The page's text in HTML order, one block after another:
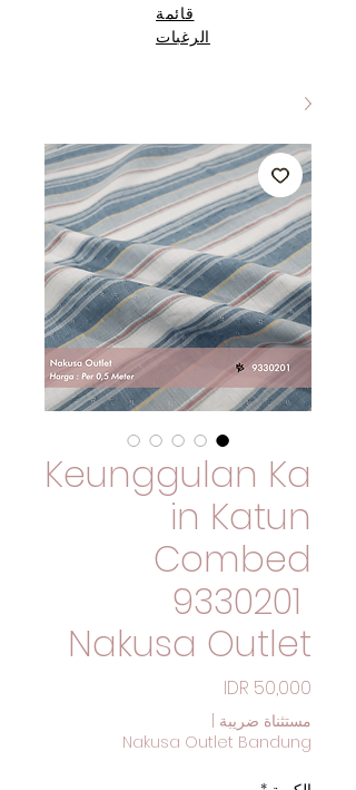
قائمة
الرغبات
Keunggulan Ka
in Katun
Combed
9330201
Nakusa Outlet
مستثناة ضريبة
Nakusa Outlet Bandung